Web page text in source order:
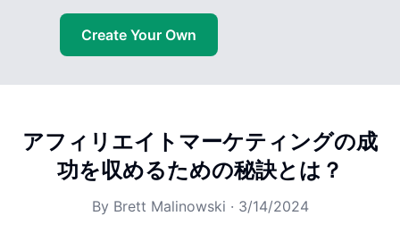
Create Your Own
アフィリエイトマーケティングの成
功を収めるための秘訣とは？
By Brett Malinowski · 3/14/2024